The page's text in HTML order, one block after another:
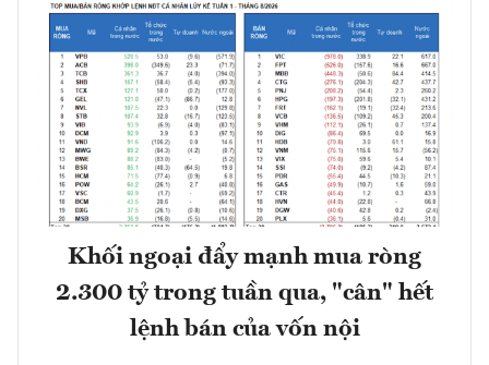
Khối ngoại đẩy mạnh mua ròng
2.300 tỷ trong tuần qua, "cân" hết
lệnh bán của vốn nội